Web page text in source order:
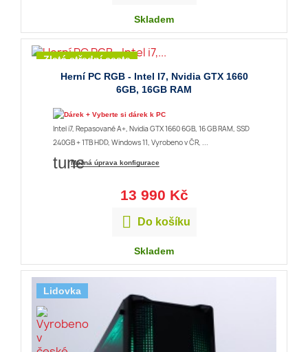
Skladem
Zlatá střední cesta
Herní PC RGB - Intel I7, Nvidia GTX 1660
6GB, 16GB RAM
+ Vyberte si dárek k PC
Intel i7, Repasované A+, Nvidia GTX 1660 6GB, 16 GB RAM, SSD
240GB + 1TB HDD, Windows 11, Vyrobeno v ČR, ...
tuneMožná úprava konfigurace
13 990 Kč
 Do košíku
Skladem
Lidovka